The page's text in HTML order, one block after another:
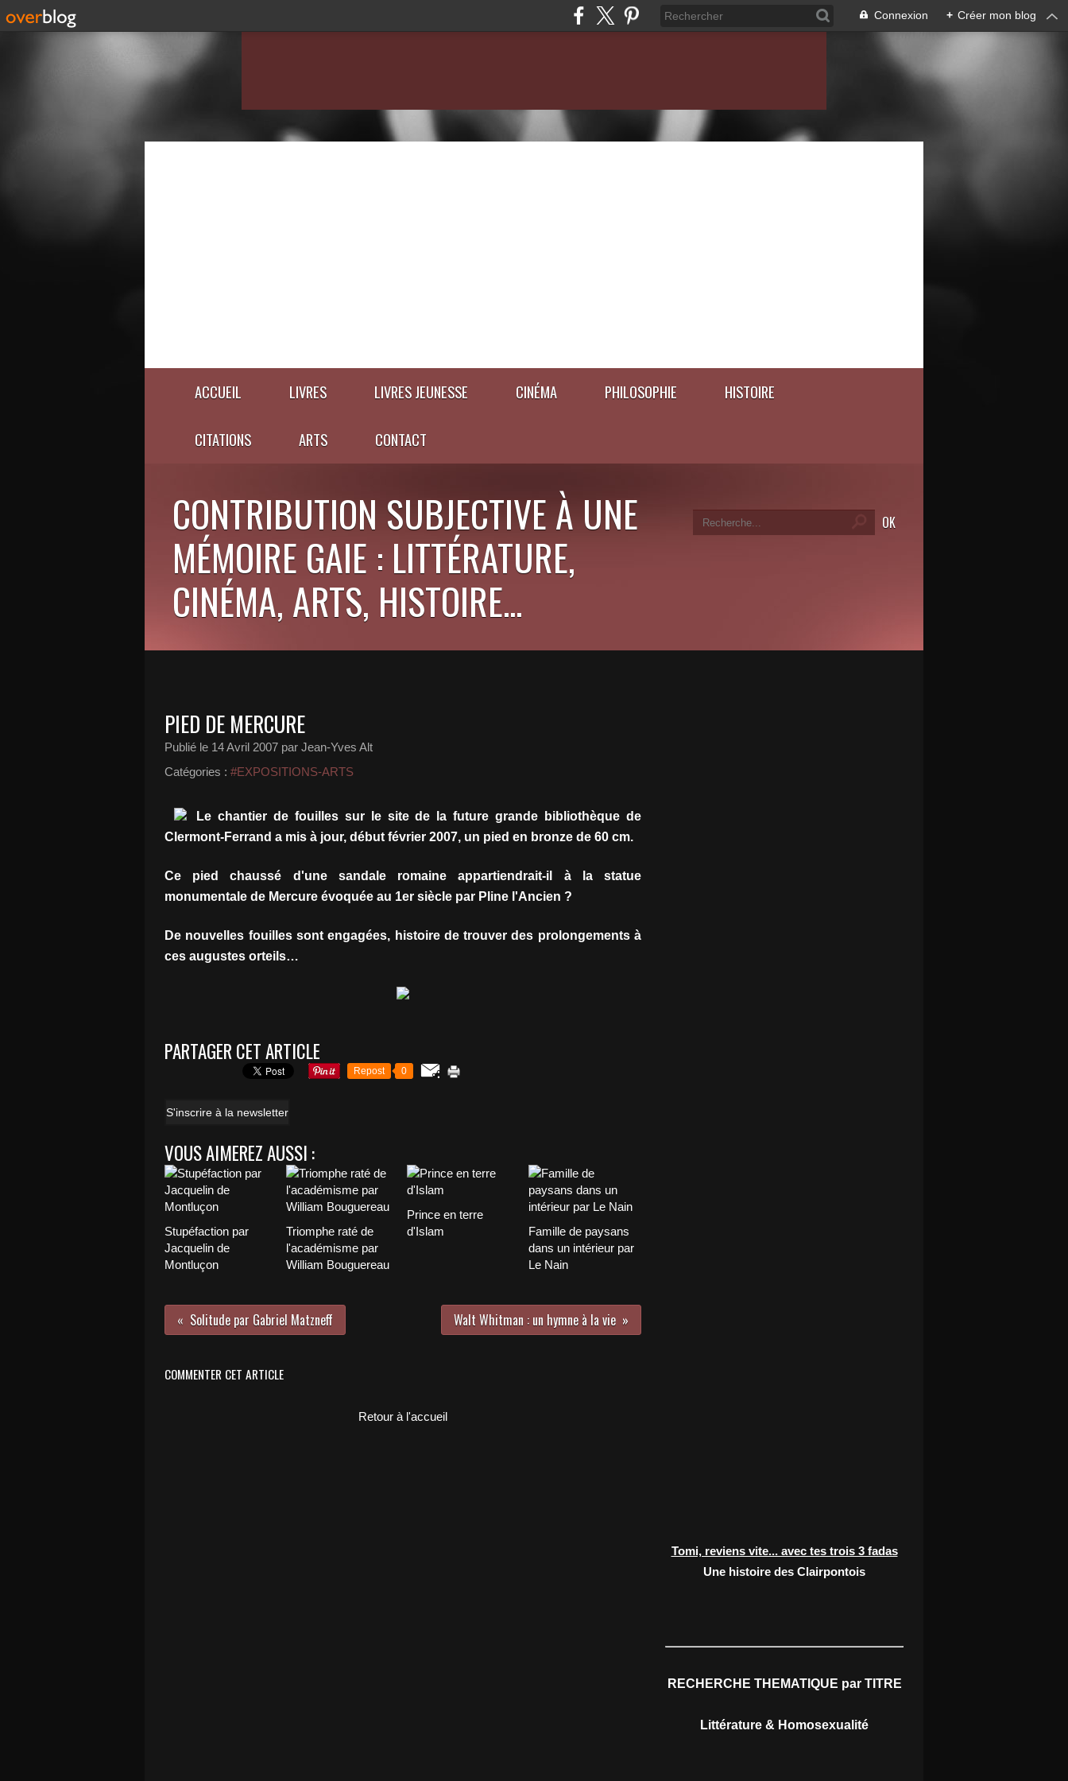
Connexion + Créer mon blog
ACCUEIL LIVRES LIVRES JEUNESSE CINÉMA PHILOSOPHIE HISTOIRE
CITATIONS ARTS CONTACT
CONTRIBUTION SUBJECTIVE À UNE
MÉMOIRE GAIE : LITTÉRATURE,
CINÉMA, ARTS, HISTOIRE...
PIED DE MERCURE
Publié le 14 Avril 2007 par Jean-Yves Alt
Catégories : #EXPOSITIONS-ARTS
Le chantier de fouilles sur le site de la future grande bibliothèque de
Clermont-Ferrand a mis à jour, début février 2007, un pied en bronze de 60 cm.
Ce pied chaussé d'une sandale romaine appartiendrait-il à la statue
monumentale de Mercure évoquée au 1er siècle par Pline l'Ancien ?
De nouvelles fouilles sont engagées, histoire de trouver des prolongements à
ces augustes orteils…
PARTAGER CET ARTICLE
Repost 0
S'inscrire à la newsletter
VOUS AIMEREZ AUSSI :
Stupéfaction par
Jacquelin de
Montluçon
Triomphe raté de
l'académisme par
William Bouguereau
Prince en terre
d'Islam
Famille de paysans
dans un intérieur par
Le Nain
Solitude par Gabriel Matzneff Walt Whitman : un hymne à la vie
COMMENTER CET ARTICLE
Retour à l'accueil
Tomi, reviens vite... avec tes trois 3 fadas
Une histoire des Clairpontois
RECHERCHE THEMATIQUE par TITRE
Littérature & Homosexualité